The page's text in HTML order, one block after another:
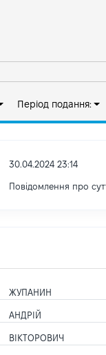
Період подання:
30.04.2024 23:14
Повідомлення про
ЖУПАНИН
АНДРІЙ
ВІКТОРОВИЧ